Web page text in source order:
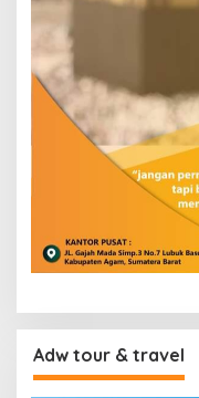
Adw tour & travel